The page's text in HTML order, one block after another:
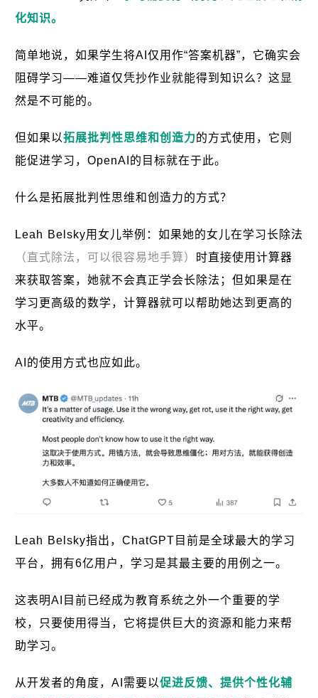
化知识。
简单地说，如果学生将AI仅用作“答案机器”，它确实会
阻碍学习——难道仅凭抄作业就能得到知识么？这显
然是不可能的。
但如果以拓展批判性思维和创造力的方式使用，它则
能促进学习，OpenAI的目标就在于此。
什么是拓展批判性思维和创造力的方式？
Leah Belsky用女儿举例：如果她的女儿在学习长除法
（直式除法，可以很容易地手算）
时直接使用计算器
来获取答案，她就不会真正学会长除法；但如果是在
学习更高级的数学，计算器就可以帮助她达到更高的
水平。
AI的使用方式也应如此。
Leah Belsky指出，ChatGPT目前是全球最大的学习
平台，拥有6亿用户，学习是其最主要的用例之一。
这表明AI目前已经成为教育系统之外一个重要的学
校，只要使用得当，它将提供巨大的资源和能力来帮
助学习。
从开发者的角度，AI需要以促进反馈、提供个性化辅